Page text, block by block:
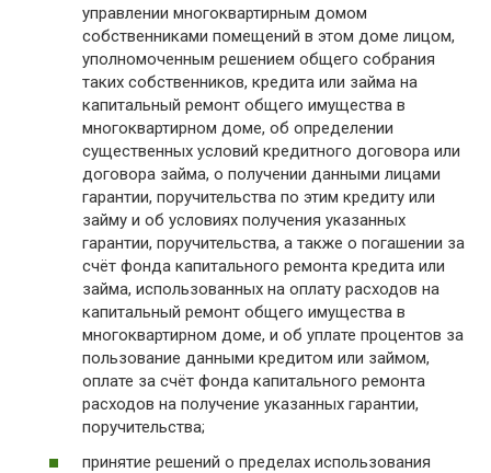
управлении многоквартирным домом
собственниками помещений в этом доме лицом,
уполномоченным решением общего собрания
таких собственников, кредита или займа на
капитальный ремонт общего имущества в
многоквартирном доме, об определении
существенных условий кредитного договора или
договора займа, о получении данными лицами
гарантии, поручительства по этим кредиту или
займу и об условиях получения указанных
гарантии, поручительства, а также о погашении за
счёт фонда капитального ремонта кредита или
займа, использованных на оплату расходов на
капитальный ремонт общего имущества в
многоквартирном доме, и об уплате процентов за
пользование данными кредитом или займом,
оплате за счёт фонда капитального ремонта
расходов на получение указанных гарантии,
поручительства;
принятие решений о пределах использования